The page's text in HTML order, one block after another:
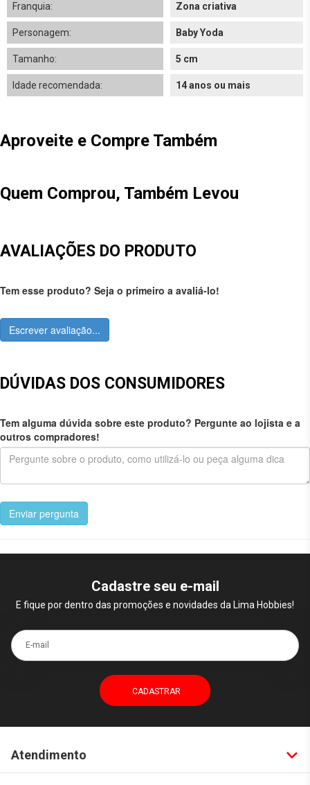
Franquia: Zona criativa
Personagem: Baby Yoda
Tamanho: 5 cm
Idade recomendada: 14 anos ou mais
Aproveite e Compre Também
Quem Comprou, Também Levou
AVALIAÇÕES DO PRODUTO
Tem esse produto? Seja o primeiro a avaliá-lo!
Escrever avaliação...
DÚVIDAS DOS CONSUMIDORES
Tem alguma dúvida sobre este produto? Pergunte ao lojista e a
outros compradores!
Enviar pergunta
Cadastre seu e-mail
E fique por dentro das promoções e novidades da Lima Hobbies!
E-mail
Atendimento